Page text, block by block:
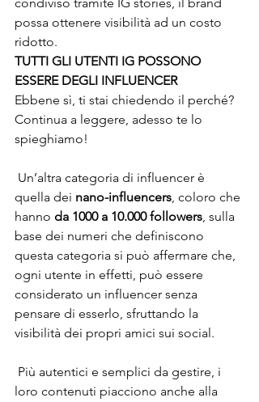
condiviso tramite IG stories, il brand
possa ottenere visibilità ad un costo
ridotto.
TUTTI GLI UTENTI IG POSSONO
ESSERE DEGLI INFLUENCER
Ebbene sì, ti stai chiedendo il perché?
Continua a leggere, adesso te lo
spieghiamo!
quella dei nano-influencers, coloro che
hanno da 1000 a 10.000 followers, sulla
base dei numeri che definiscono
questa categoria si può affermare che,
ogni utente in effetti, può essere
considerato un influencer senza
pensare di esserlo, sfruttando la
visibilità dei propri amici sui social.
Più autentici e semplici da gestire, i
loro contenuti piacciono anche alla